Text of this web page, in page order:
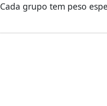
Cada grupo tem peso